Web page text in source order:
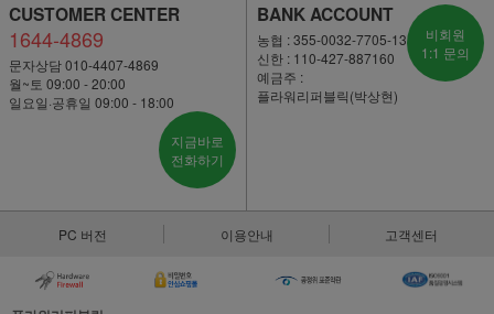
CUSTOMER CENTER
1644-4869
문자상담 010-4407-4869
월~토 09:00 - 20:00
일요일·공휴일 09:00 - 18:00
지금바로
전화하기
BANK ACCOUNT
농협 : 355-0032-7705-13
신한 : 110-427-887160
예금주 :
플라워리퍼블릭(박상현)
비회원
1:1 문의
PC 버전 이용안내 고객센터